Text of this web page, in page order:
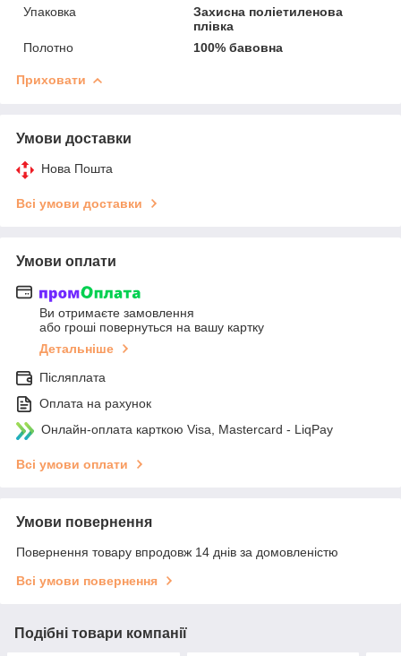
Упаковка
Захисна поліетиленова
плівка
Полотно
100% бавовна
Приховати
Умови доставки
Нова Пошта
Всі умови доставки
Умови оплати
Ви отримаєте замовлення
або гроші повернуться на вашу картку
Детальніше
Післяплата
Оплата на рахунок
Онлайн-оплата карткою Visa, Mastercard - LiqPay
Всі умови оплати
Умови повернення
Повернення товару впродовж 14 днів за домовленістю
Всі умови повернення
Подібні товари компанії